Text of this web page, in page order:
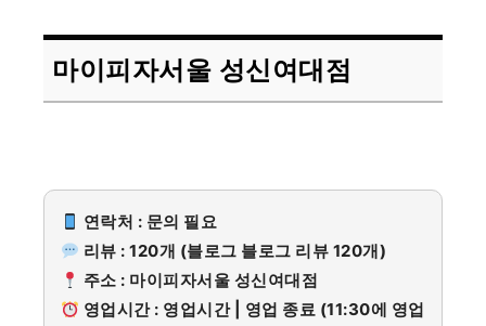
마이피자서울 성신여대점
연락처 : 문의 필요
리뷰 : 120개 (블로그 블로그 리뷰 120개)
주소 : 마이피자서울 성신여대점
영업시간 : 영업시간 | 영업 종료 (11:30에 영업